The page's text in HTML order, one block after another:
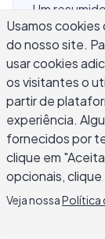
Um
que
e produz
chave e
realmente
estudantes
páginas
um exame
vários
livros com
tempo
cobre
Usamos
do nosso site.
usar cookies
os visitantes o
partir de
experiência.
fornecidos por
clique em
opcionais,
Veja nossaPolítica